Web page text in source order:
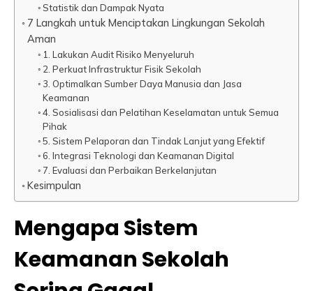
Statistik dan Dampak Nyata
7 Langkah untuk Menciptakan Lingkungan Sekolah
Aman
1. Lakukan Audit Risiko Menyeluruh
2. Perkuat Infrastruktur Fisik Sekolah
3. Optimalkan Sumber Daya Manusia dan Jasa
Keamanan
4. Sosialisasi dan Pelatihan Keselamatan untuk Semua
Pihak
5. Sistem Pelaporan dan Tindak Lanjut yang Efektif
6. Integrasi Teknologi dan Keamanan Digital
7. Evaluasi dan Perbaikan Berkelanjutan
Kesimpulan
Mengapa Sistem
Keamanan Sekolah